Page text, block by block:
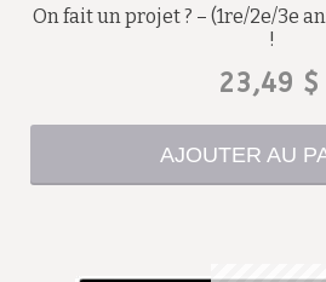
On fait un projet ? – (1re/2e/3e
!
23,49 $
AJOUTER AU